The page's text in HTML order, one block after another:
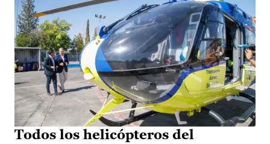
Todos los helicópteros del